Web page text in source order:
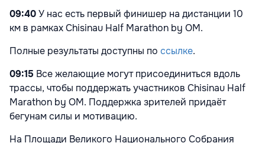
09:40У нас есть первый финишер на дистанции 10
км в рамках Chisinau Half Marathon by OM.
Полные результаты доступны по ссылке.
09:15 Все желающие могут присоединиться вдоль
трассы, чтобы поддержать участников Chisinau Half
Marathon by OM. Поддержка зрителей придаёт
бегунам силы и мотивацию.
На Площади Великого Национального Собрания